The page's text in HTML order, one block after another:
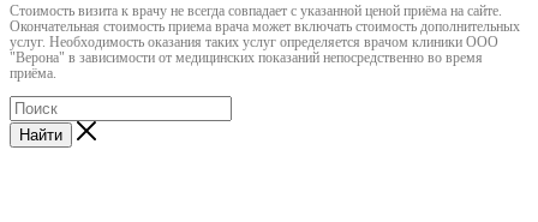
Cтоимость визита к врачу не всегда совпадает с указанной ценой приёма на сайте.
Окончательная стоимость приема врача может включать стоимость дополнительных
услуг. Необходимость оказания таких услуг определяется врачом клиники ООО
"Верона" в зависимости от медицинских показаний непосредственно во время
приёма.
Найти